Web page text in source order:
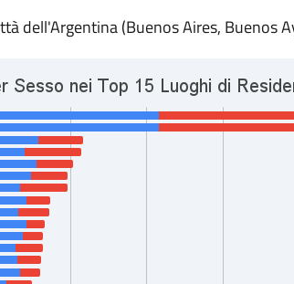
dell'Argentina (Buenos Aires,